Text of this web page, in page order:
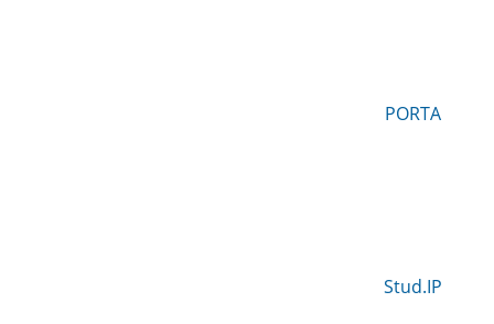
PORTA
Stud.IP